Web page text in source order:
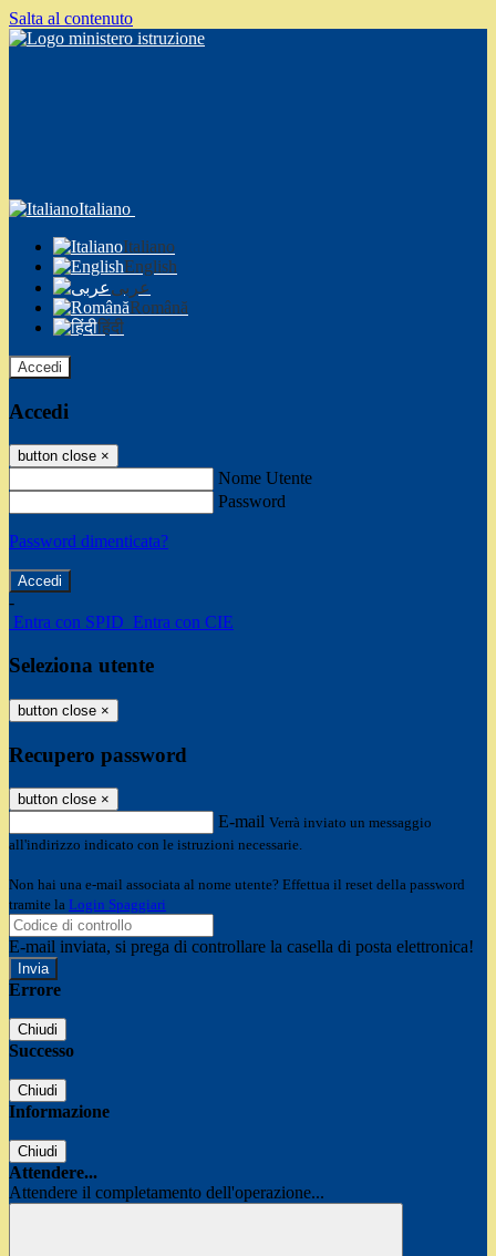
Salta al contenuto
Italiano
Italiano
English
عربى
Română
हिंदी
Accedi
Accedi
button close ×
Nome Utente
Password
Password dimenticata?
-
Entra con SPID Entra con CIE
Seleziona utente
button close ×
Recupero password
button close ×
E-mail Verrà inviato un messaggio
all'indirizzo indicato con le istruzioni necessarie.
Non hai una e-mail associata al nome utente? Effettua il reset della password
tramite la Login Spaggiari
E-mail inviata, si prega di controllare la casella di posta elettronica!
Errore
Chiudi
Successo
Chiudi
Informazione
Chiudi
Attendere...
Attendere il completamento dell'operazione...